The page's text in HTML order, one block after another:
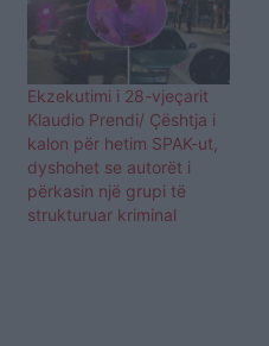
Ekzekutimi i 28-vjeçarit
Klaudio Prendi/ Çështja i
kalon për hetim SPAK-ut,
dyshohet se autorët i
përkasin një grupi të
strukturuar kriminal